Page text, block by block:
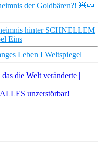
der Goldbären?! 🧸🍬
hinter SCHNELLEM
Eins
Leben I Weltspiegel
die Welt veränderte |
unzerstörbar!